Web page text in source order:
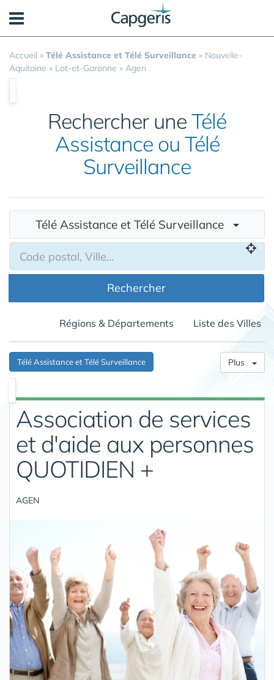
Accueil » Télé Assistance et Télé Surveillance » Nouvelle-
Aquitaine » Lot-et-Garonne » Agen
Rechercher uneTélé
Assistance ou Télé
Surveillance
Télé Assistance et Télé Surveillance
Rechercher
Régions & Départements Liste des Villes
Télé Assistance et Télé Surveillance Plus
Association de services
et d'aide aux personnes
QUOTIDIEN +
AGEN